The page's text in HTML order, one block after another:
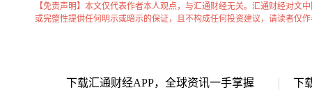
【免责声明】本文仅代表作者本人观点，与汇通财经无关。汇通财经对文
或完整性提供任何明示或暗示的保证，且不构成任何投资建议，请读者仅
下载汇通财经APP，全球资讯一手掌握 下